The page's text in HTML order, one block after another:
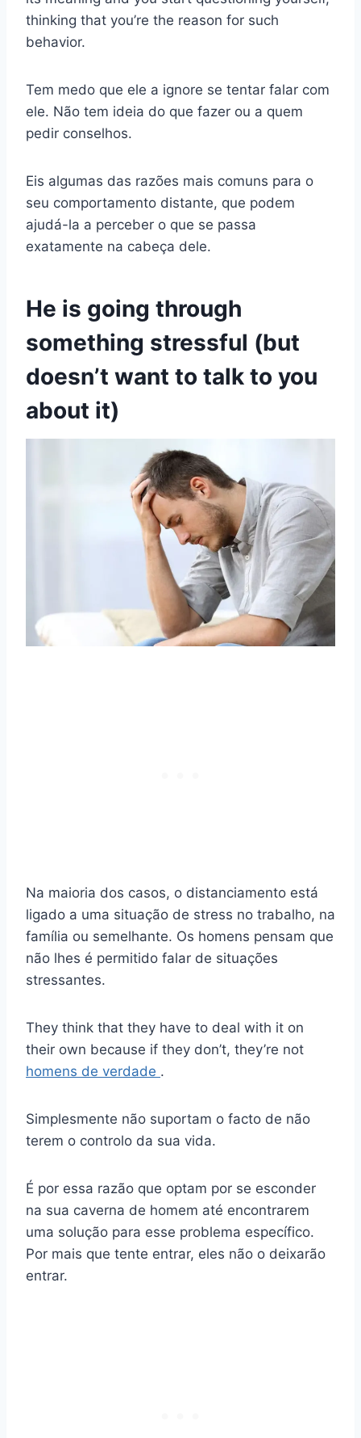
thinking that you’re the reason for such
behavior.
Tem medo que ele a ignore se tentar falar com
ele. Não tem ideia do que fazer ou a quem
pedir conselhos.
Eis algumas das razões mais comuns para o
seu comportamento distante, que podem
ajudá-la a perceber o que se passa
exatamente na cabeça dele.
He is going through
something stressful (but
doesn’t want to talk to you
about it)
Na maioria dos casos, o distanciamento está
ligado a uma situação de stress no trabalho, na
família ou semelhante. Os homens pensam que
não lhes é permitido falar de situações
stressantes.
They think that they have to deal with it on
their own because if they don’t, they’re not
homens de verdade .
Simplesmente não suportam o facto de não
terem o controlo da sua vida.
É por essa razão que optam por se esconder
na sua caverna de homem até encontrarem
uma solução para esse problema específico.
Por mais que tente entrar, eles não o deixarão
entrar.